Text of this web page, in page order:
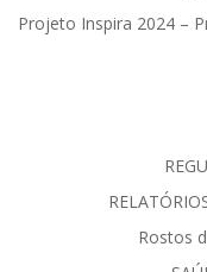
Projeto Inspira 2024 –
Rostos